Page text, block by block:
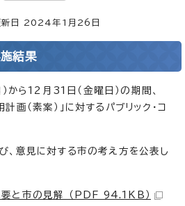
日 2024年1月26日
施結果
から12月31日（金曜日）の期間、
画（素案）」に対するパブリック・コ
、意見に対する市の考え方を公表し
要と市の見解 （PDF 94.1KB）